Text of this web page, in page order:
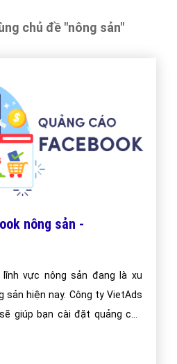
chủ đề "nông sản"
nông sản -
lĩnh vực nông sản đang là xu
sản hiện nay. Công ty VietAds
giúp bạn cài đặt quảng cáo